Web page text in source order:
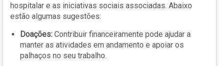
hospitalar e as iniciativas sociais associadas. Abaixo
estão algumas sugestões:
Doações: Contribuir financeiramente pode ajudar a
manter as atividades em andamento e apoiar os
palhaços no seu trabalho.